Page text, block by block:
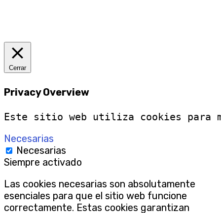
Cerrar
Privacy Overview
Este sitio web utiliza cookies para
Necesarias
Necesarias
Siempre activado
Las cookies necesarias son absolutamente
esenciales para que el sitio web funcione
correctamente. Estas cookies garantizan